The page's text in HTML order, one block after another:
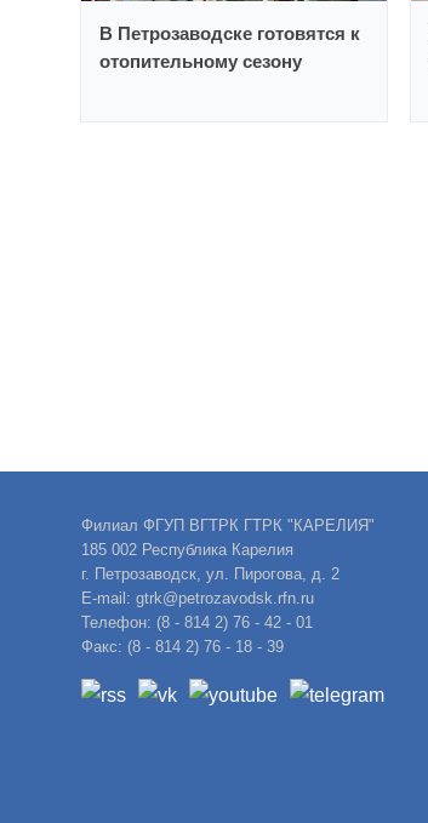
В Петрозаводске готовятся к
отопительному сезону
Филиал ФГУП ВГТРК ГТРК "КАРЕЛИЯ"
185 002 Республика Карелия
г. Петрозаводск, ул. Пирогова, д. 2
E-mail: gtrk@petrozavodsk.rfn.ru
Телефон: (8 - 814 2) 76 - 42 - 01
Факс: (8 - 814 2) 76 - 18 - 39